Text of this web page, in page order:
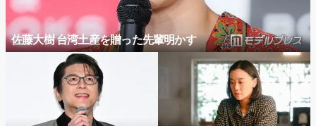
佐藤大樹 台湾土産を贈った先輩明かす